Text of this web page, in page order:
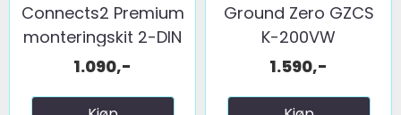
Connects2 Premium
monteringskit 2-DIN
...
1.090,-
Ground Zero GZCS
K-200VW
1.590,-